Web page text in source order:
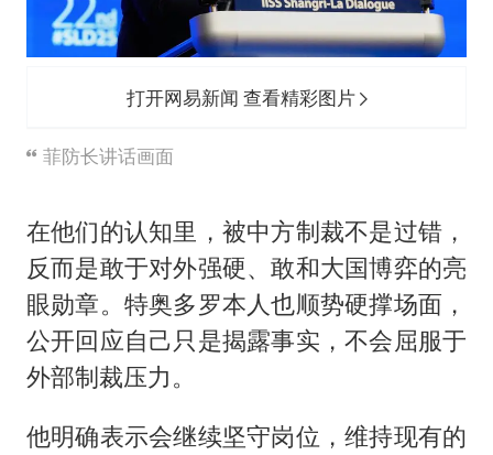
打开网易新闻 查看精彩图片
菲防长讲话画面
在他们的认知里，被中方制裁不是过错，
反而是敢于对外强硬、敢和大国博弈的亮
眼勋章。特奥多罗本人也顺势硬撑场面，
公开回应自己只是揭露事实，不会屈服于
外部制裁压力。
他明确表示会继续坚守岗位，维持现有的